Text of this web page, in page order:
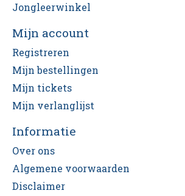
Jongleerwinkel
Mijn account
Registreren
Mijn bestellingen
Mijn tickets
Mijn verlanglijst
Informatie
Over ons
Algemene voorwaarden
Disclaimer